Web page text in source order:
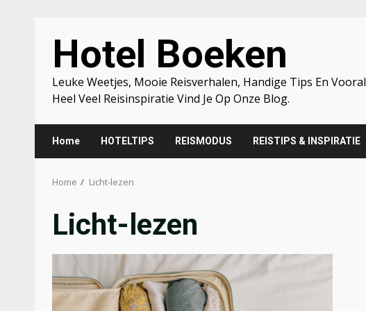
content
Hotel Boeken
Leuke Weetjes, Mooie Reisverhalen, Handige Tips En Vooral
Heel Veel Reisinspiratie Vind Je Op Onze Blog.
Home HOTELTIPS REISMODUS REISTIPS & INSPIRATIE
Home Licht-lezen
Licht-lezen